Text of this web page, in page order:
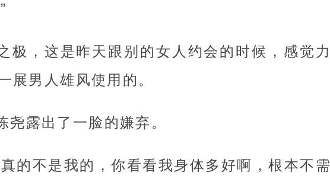
极，这是昨天跟别的女人约会的时候，感觉力
展男人雄风使用的。
尧露出了一脸的嫌弃。
的不是我的，你看看我身体多好啊，根本不需